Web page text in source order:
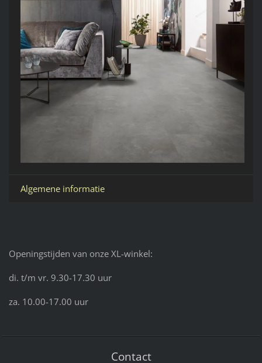
Algemene informatie
Openingstijden van onze XL-winkel:
di. t/m vr. 9.30-17.30 uur
za. 10.00-17.00 uur
Contact